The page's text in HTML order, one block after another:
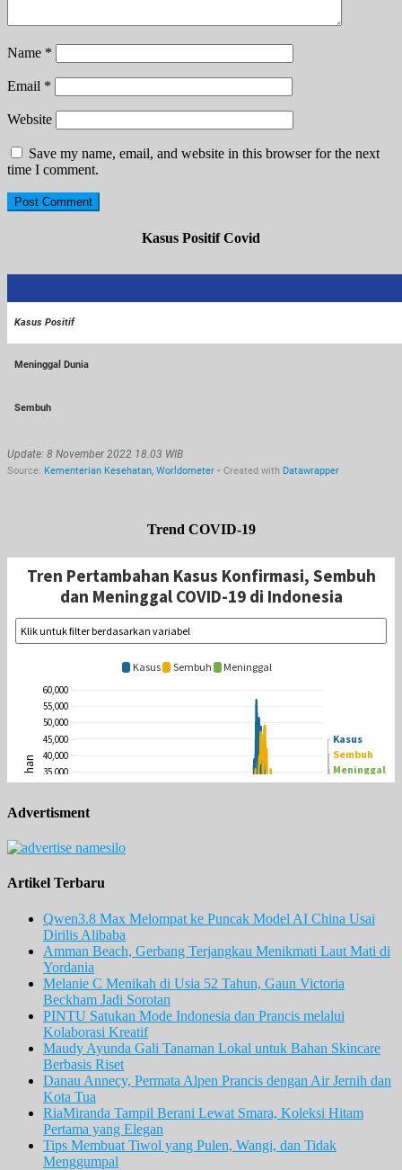
Name *
Email *
Website
Save my name, email, and website in this browser for the next
time I comment.
Kasus Positif Covid
Trend COVID-19
Advertisment
Artikel Terbaru
Qwen3.8 Max Melompat ke Puncak Model AI China Usai
Dirilis Alibaba
Amman Beach, Gerbang Terjangkau Menikmati Laut Mati di
Yordania
Melanie C Menikah di Usia 52 Tahun, Gaun Victoria
Beckham Jadi Sorotan
PINTU Satukan Mode Indonesia dan Prancis melalui
Kolaborasi Kreatif
Maudy Ayunda Gali Tanaman Lokal untuk Bahan Skincare
Berbasis Riset
Danau Annecy, Permata Alpen Prancis dengan Air Jernih dan
Kota Tua
RiaMiranda Tampil Berani Lewat Smara, Koleksi Hitam
Pertama yang Elegan
Tips Membuat Tiwol yang Pulen, Wangi, dan Tidak
Menggumpal